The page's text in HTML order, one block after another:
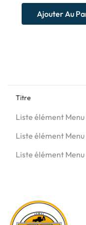
Ajouter Au
Titre
Liste élément Menu
Liste élément Menu
Liste élément Menu